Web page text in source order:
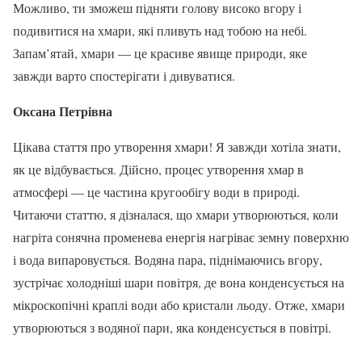
Можливо, ти зможеш підняти голову високо вгору і
подивитися на хмари, які пливуть над тобою на небі.
Запам’ятай, хмари — це красиве явище природи, яке
завжди варто спостерігати і дивуватися.
Оксана Петрівна
Цікава стаття про утворення хмари! Я завжди хотіла знати,
як це відбувається. Дійсно, процес утворення хмар в
атмосфері — це частина кругообігу води в природі.
Читаючи статтю, я дізналася, що хмари утворюються, коли
нагріта сонячна променева енергія нагріває земну поверхню
і вода випаровується. Водяна пара, піднімаючись вгору,
зустрічає холодніші шари повітря, де вона конденсується на
мікроскопічні краплі води або кристали льоду. Отже, хмари
утворюються з водяної пари, яка конденсується в повітрі.